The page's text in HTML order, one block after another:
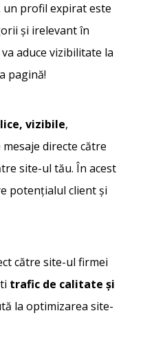
un profil expirat este
și irelevant în
aduce vizibilitate la
pagină!
vizibile,
directe către
site-ul tău. În acest
potențialul client și
către site-ul firmei
trafic de calitate și
la optimizarea site-